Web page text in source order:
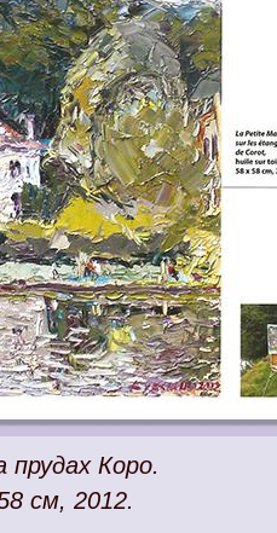
Коро.
см, 2012.